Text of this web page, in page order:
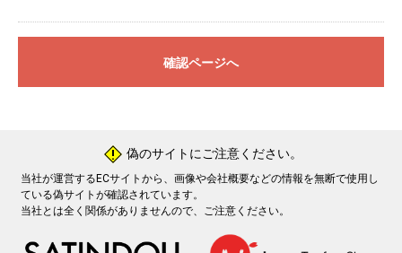
確認ページへ
! 偽のサイトにご注意ください。
当社が運営するECサイトから、画像や会社概要などの情報を無断で使用し
ている偽サイトが確認されています。
当社とは全く関係がありませんので、ご注意ください。